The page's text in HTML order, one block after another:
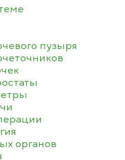
пузыря
органов